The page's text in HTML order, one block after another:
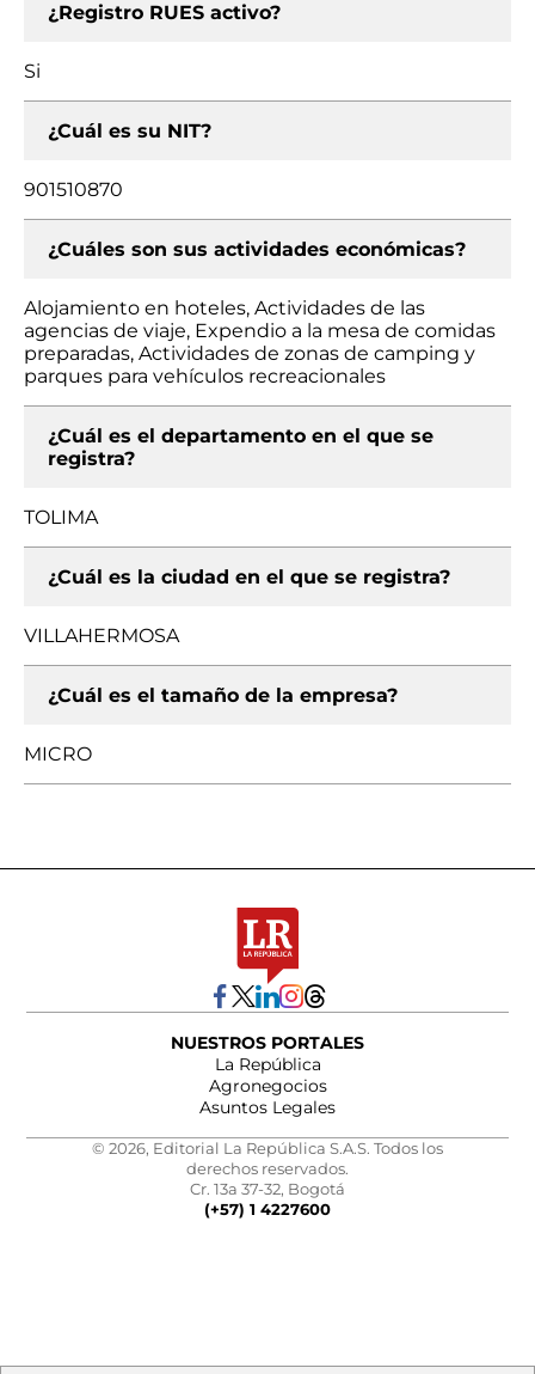
¿Registro RUES activo?
Si
¿Cuál es su NIT?
901510870
¿Cuáles son sus actividades económicas?
Alojamiento en hoteles, Actividades de las
agencias de viaje, Expendio a la mesa de comidas
preparadas, Actividades de zonas de camping y
parques para vehículos recreacionales
¿Cuál es el departamento en el que se
registra?
TOLIMA
¿Cuál es la ciudad en el que se registra?
VILLAHERMOSA
¿Cuál es el tamaño de la empresa?
MICRO
NUESTROS PORTALES
La República
Agronegocios
Asuntos Legales
© 2026, Editorial La República S.A.S. Todos los
derechos reservados.
Cr. 13a 37-32, Bogotá
(+57) 1 4227600